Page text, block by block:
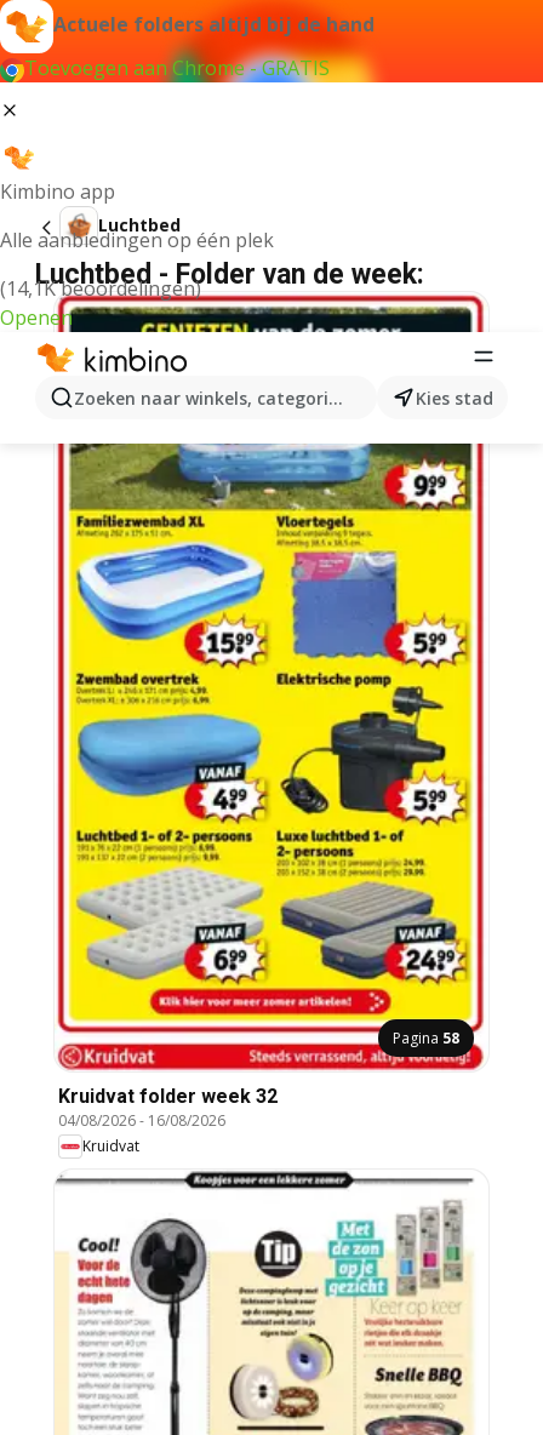
Actuele folders altijd bij de hand
Toevoegen aan Chrome - GRATIS
Kimbino app
Alle aanbiedingen op één plek
(14,1K beoordelingen)
Openen
Zoeken naar winkels, categorieën, producten...
Kies stad
Luchtbed
Luchtbed - Folder van de week:
Pagina 58
Kruidvat folder week 32
04/08/2026- 16/08/2026
Kruidvat